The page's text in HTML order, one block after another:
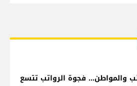
والمواطن... فجوة الرواتب تتسع